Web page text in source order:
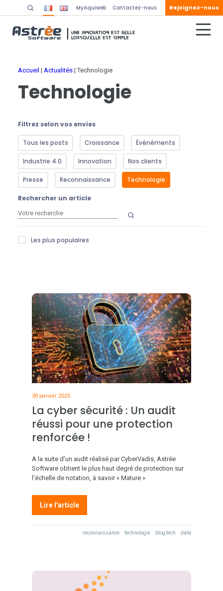
MyAquiweb Contactez-nous Rejoignez-nous
Accueil | Actualités|Technologie
Technologie
Filtrez selon vos envies
Tous les posts Croissance Événéments
Industrie 4.0 Innovation Nos clients
Presse Reconnaissance Technologie
Rechercher un article
Les plus populaires
30 janvier 2025
La cyber sécurité : Un audit
réussi pour une protection
renforcée !
A la suite d’un audit réalisé par CyberVadis, Astrée
Software obtient le plus haut degré de protection sur
l’échelle de notation, à savoir « Mature »
Lire l'article
reconnaissance technologie blog tech data